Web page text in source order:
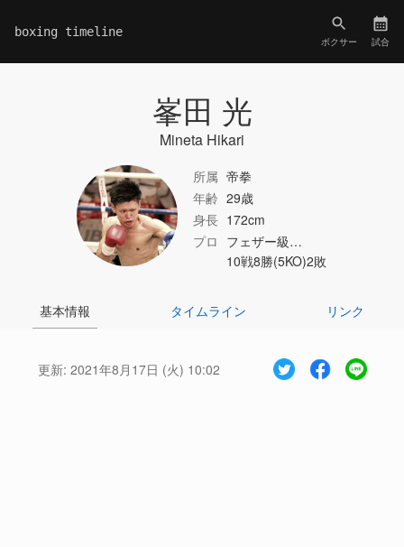
boxing timeline
ボクサー 試合
峯田 光
Mineta Hikari
所属 帝拳
年齢 29歳
身長 172cm
プロ フェザー級…
10戦8勝(5KO)2敗
基本情報 タイムライン リンク
更新: 2021年8月17日 (火) 10:02